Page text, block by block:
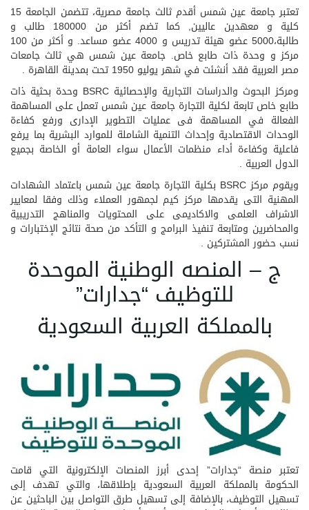
تعتبر جامعة عين شمس أقدم ثالث جامعة مصرية، تتضمن الجامعة 15
كلية و معهدين عاليين, كما تضم أكثر من 180000 طالب و
طالبة،5000 عضو هيئة تدريس و 4000 عضو مساعد. و أكثر من 100
مركز و وحدة ذات طابع خاص. جامعة عين شمس هي ثالث جامعات
مصر العربية فقد أنشئت في شهر يوليو 1950 تحت بمدينة القاهرة .
ومركز البحوث والدراسات التجارية والإحصائية BSRC وحدة بحثية ذات
طابع خاص تابعة لكلية التجارة جامعة عين شمس تعمل على المساهمة
الفعالة في المساهمة فى عمليات التطوير الإدارى ورفع كفاءة
الوحدات الاقتصادية وإحداث التنمية الشاملة للموارد البشرية بما يرفع
فاعلية وكفاءة أداء منظمات الأعمال سواء العامة أو الخاصة بجميع
الدول العربية .
ويقوم مركز BSRC بكلية التجارة جامعة عين شمس باعتماد الشهادات
المهنية التى يقدمها مركز كيم لجمهور العملاء وذلك وفقا لمعايير
الاشراف العلمى والاكاديمى على المحتويات والمناهج التدريبية
والمحاضرين ومتابعة تنفيذ البرامج و التأكد من صحة نتائج الإختبارات و
نسب حضور المشتركين .
ج – المنصه الوطنية الموحدة
للتوظيف “جدارات”
بالمملكة العربية السعودية
تعتبر منصة “جدارات” إحدى أبرز المنصات الإلكترونية التي قامت
الحكومة بالمملكة العربية السعودية بإطلاقها، والتي تهدف إلى
تسهيل التوظيف، بالإضافة إلى تسهيل طرق التواصل بين الباحثين عن